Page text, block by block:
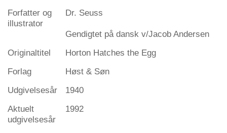
Forfatter og
illustrator
Dr. Seuss
Gendigtet på dansk v/Jacob Andersen
Originaltitel
Horton Hatches the Egg
Forlag
Høst & Søn
Udgivelsesår
1940
Aktuelt
udgivelsesår
1992